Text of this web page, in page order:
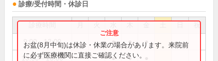
診療/受付時間・休診日
祝
9:00～12:00 ● ● ●
13:30～16:00 ● ●
お盆(8月中旬)は休診・休業の場合があります。来院前
に必ず医療機関に直接ご確認ください。